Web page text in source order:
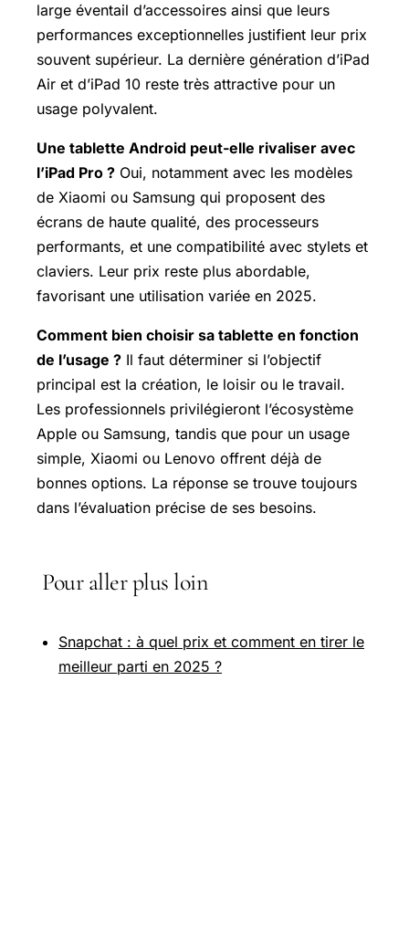
large éventail d’accessoires ainsi que leurs
performances exceptionnelles justifient leur prix
souvent supérieur. La dernière génération d’iPad
Air et d’iPad 10 reste très attractive pour un
usage polyvalent.
Une tablette Android peut-elle rivaliser avec
l’iPad Pro ? Oui, notamment avec les modèles
de Xiaomi ou Samsung qui proposent des
écrans de haute qualité, des processeurs
performants, et une compatibilité avec stylets et
claviers. Leur prix reste plus abordable,
favorisant une utilisation variée en 2025.
Comment bien choisir sa tablette en fonction
de l’usage ? Il faut déterminer si l’objectif
principal est la création, le loisir ou le travail.
Les professionnels privilégieront l’écosystème
Apple ou Samsung, tandis que pour un usage
simple, Xiaomi ou Lenovo offrent déjà de
bonnes options. La réponse se trouve toujours
dans l’évaluation précise de ses besoins.
Pour aller plus loin
Snapchat : à quel prix et comment en tirer le
meilleur parti en 2025 ?